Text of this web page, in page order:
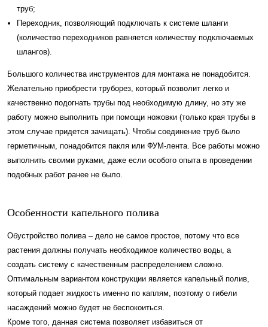
труб;
Переходник, позволяющий подключать к системе шланги
(количество переходников равняется количеству подключаемых
шлангов).
Большого количества инструментов для монтажа не понадобится.
Желательно приобрести труборез, который позволит легко и
качественно подогнать трубы под необходимую длину, но эту же
работу можно выполнить при помощи ножовки (только края трубы в
этом случае придется зачищать). Чтобы соединение труб было
герметичным, понадобится пакля или ФУМ-лента. Все работы можно
выполнить своими руками, даже если особого опыта в проведении
подобных работ ранее не было.
Особенности капельного полива
Обустройство полива – дело не самое простое, потому что все
растения должны получать необходимое количество воды, а
создать систему с качественным распределением сложно.
Оптимальным вариантом конструкции является капельный полив,
который подает жидкость именно по каплям, поэтому о гибели
насаждений можно будет не беспокоиться.
Кроме того, данная система позволяет избавиться от